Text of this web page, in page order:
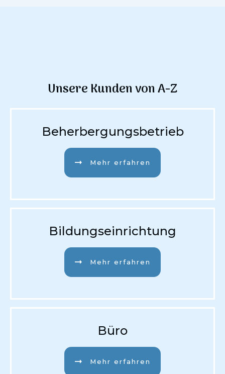
Unsere Kunden von A-Z
Beherbergungsbetrieb
Mehr erfahren
Bildungseinrichtung
Mehr erfahren
Büro
Mehr erfahren